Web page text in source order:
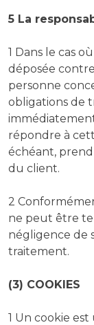
5 La
1 Dans le cas
déposée
personne
obligations de
répondre à
échéant,
du client.
2
ne peut être
négligence de
traitement.
(3) COOKIES
1 Un cookie